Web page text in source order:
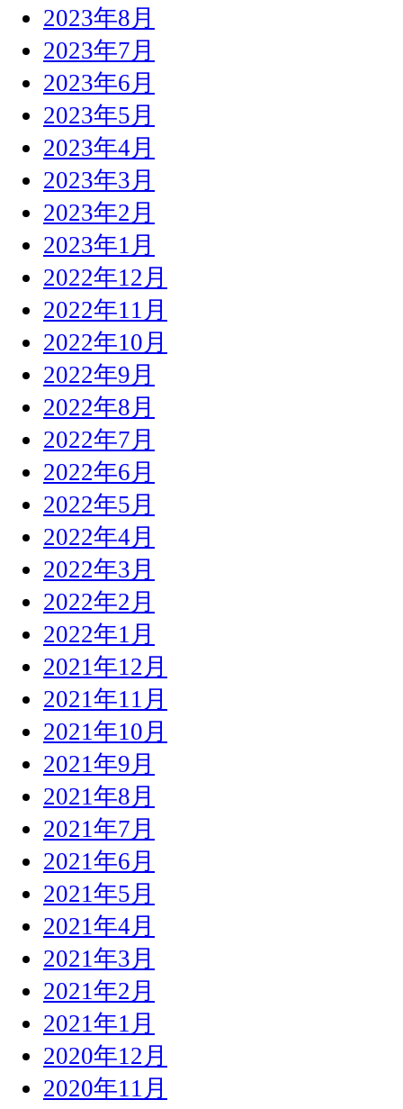
2023年8月
2023年7月
2023年6月
2023年5月
2023年4月
2023年3月
2023年2月
2023年1月
2022年12月
2022年11月
2022年10月
2022年9月
2022年8月
2022年7月
2022年6月
2022年5月
2022年4月
2022年3月
2022年2月
2022年1月
2021年12月
2021年11月
2021年10月
2021年9月
2021年8月
2021年7月
2021年6月
2021年5月
2021年4月
2021年3月
2021年2月
2021年1月
2020年12月
2020年11月